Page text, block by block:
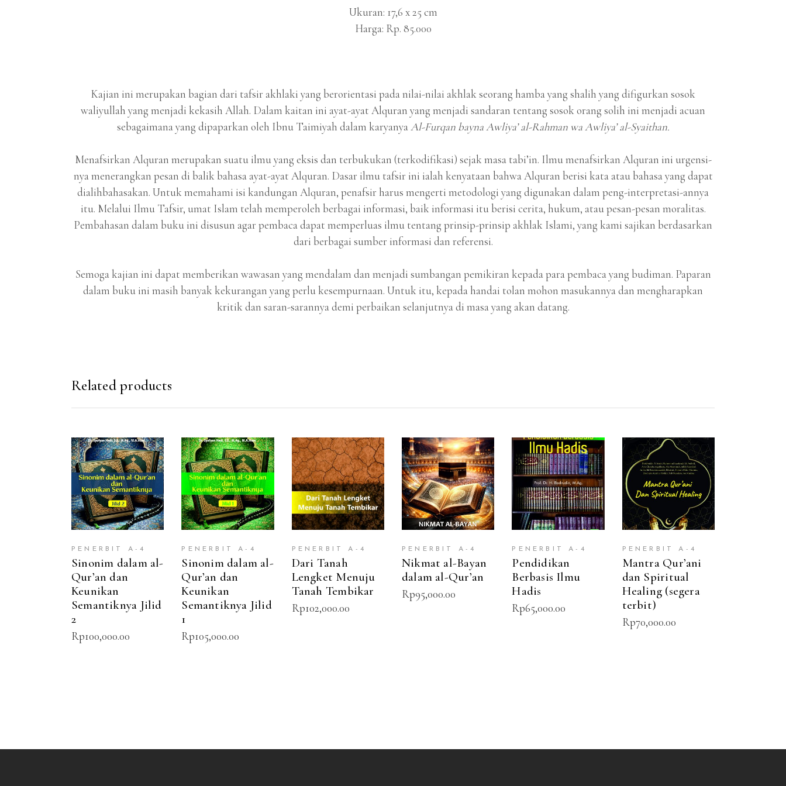
Ukuran: 17,6 x 25 cm
Harga: Rp. 85.000
Kajian ini merupakan bagian dari tafsir akhlaki yang berorientasi pada nilai-nilai akhlak seorang hamba yang shalih yang difigurkan sosok
waliyullah yang menjadi kekasih Allah. Dalam kaitan ini ayat-ayat Alquran yang menjadi sandaran tentang sosok orang solih ini menjadi acuan
sebagaimana yang dipaparkan oleh Ibnu Taimiyah dalam karyanyaAl-Furqan bayna Awliya’ al-Rahman wa Awliya’ al-Syaithan.
Menafsirkan Alquran merupakan suatu ilmu yang eksis dan terbukukan (terkodifikasi) sejak masa tabi’in. Ilmu menafsirkan Alquran ini urgensi-
nya menerangkan pesan di balik bahasa ayat-ayat Alquran. Dasar ilmu tafsir ini ialah kenyataan bahwa Alquran berisi kata atau bahasa yang dapat
dialihbahasakan. Untuk memahami isi kandungan Alquran, penafsir harus mengerti metodologi yang digunakan dalam peng-interpretasi-annya
itu. Melalui Ilmu Tafsir, umat Islam telah memperoleh berbagai informasi, baik informasi itu berisi cerita, hukum, atau pesan-pesan moralitas.
Pembahasan dalam buku ini disusun agar pembaca dapat memperluas ilmu tentang prinsip-prinsip akhlak Islami, yang kami sajikan berdasarkan
dari berbagai sumber informasi dan referensi.
Semoga kajian ini dapat memberikan wawasan yang mendalam dan menjadi sumbangan pemikiran kepada para pembaca yang budiman. Paparan
dalam buku ini masih banyak kekurangan yang perlu kesempurnaan. Untuk itu, kepada handai tolan mohon masukannya dan mengharapkan
kritik dan saran-sarannya demi perbaikan selanjutnya di masa yang akan datang.
Related products
ADD TO CART
PENERBIT A-4
Sinonim dalam al-
Qur’an dan
Keunikan
Semantiknya Jilid
2
Rp100,000.00
ADD TO CART
PENERBIT A-4
Sinonim dalam al-
Qur’an dan
Keunikan
Semantiknya Jilid
1
Rp105,000.00
ADD TO CART
PENERBIT A-4
Dari Tanah
Lengket Menuju
Tanah Tembikar
Rp102,000.00
ADD TO CART
PENERBIT A-4
Nikmat al-Bayan
dalam al-Qur’an
Rp95,000.00
ADD TO CART
PENERBIT A-4
Pendidikan
Berbasis Ilmu
Hadis
Rp65,000.00
ADD TO CART
PENERBIT A-4
Mantra Qur’ani
dan Spiritual
Healing (segera
terbit)
Rp70,000.00